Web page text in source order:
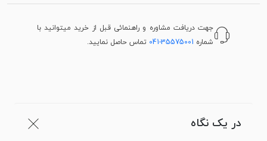
جهت دریافت مشاوره و راهنمائی قبل از خرید میتوانید با
شماره 041-35575001 تماس حاصل نمایید.
در یک نگاه